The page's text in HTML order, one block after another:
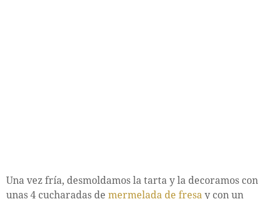
Una vez fría, desmoldamos la tarta y la decoramos con
unas 4 cucharadas de mermelada de fresa y con un